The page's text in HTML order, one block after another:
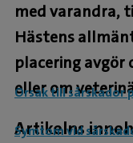
med varandra,
Hästens
placering avgör
eller om
Artikelns
Orsak till sårskador
Symtom vid